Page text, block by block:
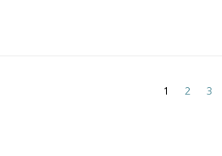
1 2 3